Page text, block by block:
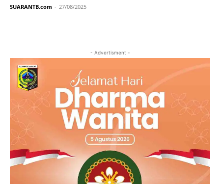
SUARANTB.com - 27/08/2025
- Advertisment -